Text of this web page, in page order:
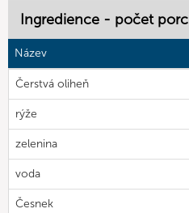
Ingredience - počet
Název
Čerstvá oliheň
rýže
zelenina
voda
Česnek